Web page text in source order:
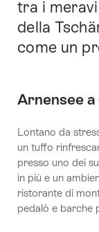
ai
punti
di
sito.
tra i
della
come un
Arnensee a
Lontano da
un tuffo
presso uno dei
in più e un
ristorante di
pedalò e barche